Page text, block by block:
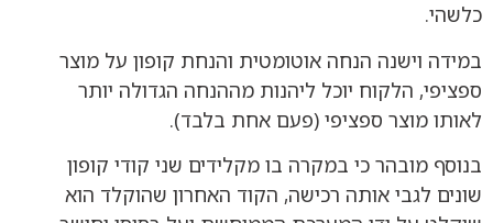
כלשהי.
במידה וישנה הנחה אוטומטית והנחת קופון על מוצר
ספציפי, הלקוח יוכל ליהנות מההנחה הגדולה יותר
לאותו מוצר ספציפי (פעם אחת בלבד).
בנוסף מובהר כי במקרה בו מקלידים שני קודי קופון
שונים לגבי אותה רכישה, הקוד האחרון שהוקלד הוא